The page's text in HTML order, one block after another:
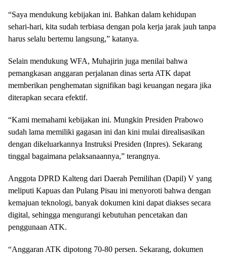
“Saya mendukung kebijakan ini. Bahkan dalam kehidupan
sehari-hari, kita sudah terbiasa dengan pola kerja jarak jauh tanpa
harus selalu bertemu langsung,” katanya.
Selain mendukung WFA, Muhajirin juga menilai bahwa
pemangkasan anggaran perjalanan dinas serta ATK dapat
memberikan penghematan signifikan bagi keuangan negara jika
diterapkan secara efektif.
“Kami memahami kebijakan ini. Mungkin Presiden Prabowo
sudah lama memiliki gagasan ini dan kini mulai direalisasikan
dengan dikeluarkannya Instruksi Presiden (Inpres). Sekarang
tinggal bagaimana pelaksanaannya,” terangnya.
Anggota DPRD Kalteng dari Daerah Pemilihan (Dapil) V yang
meliputi Kapuas dan Pulang Pisau ini menyoroti bahwa dengan
kemajuan teknologi, banyak dokumen kini dapat diakses secara
digital, sehingga mengurangi kebutuhan pencetakan dan
penggunaan ATK.
“Anggaran ATK dipotong 70-80 persen. Sekarang, dokumen